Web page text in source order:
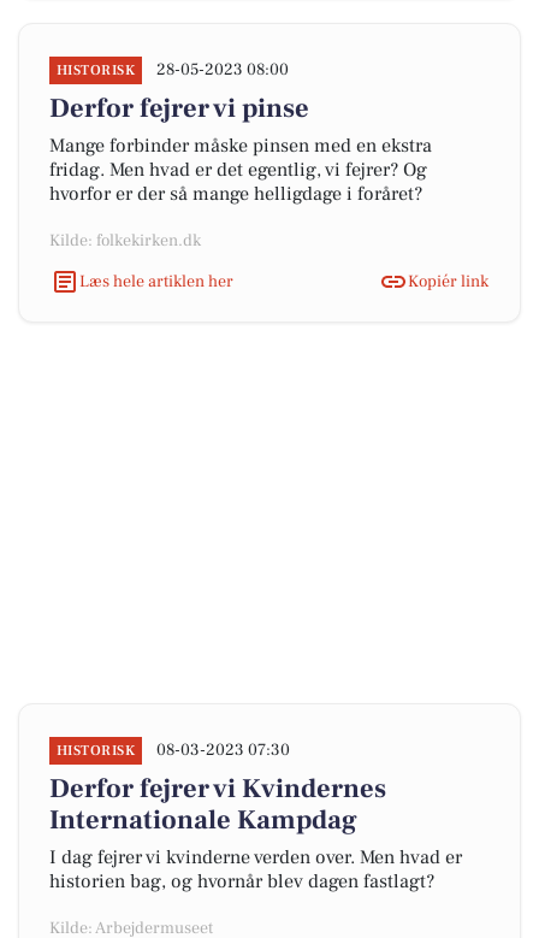
HISTORISK 28-05-2023 08:00
Derfor fejrer vi pinse
Mange forbinder måske pinsen med en ekstra
fridag. Men hvad er det egentlig, vi fejrer? Og
hvorfor er der så mange helligdage i foråret?
Kilde: folkekirken.dk
Læs hele artiklen her
Kopiér link
HISTORISK 08-03-2023 07:30
Derfor fejrer vi Kvindernes
Internationale Kampdag
I dag fejrer vi kvinderne verden over. Men hvad er
historien bag, og hvornår blev dagen fastlagt?
Kilde: Arbejdermuseet